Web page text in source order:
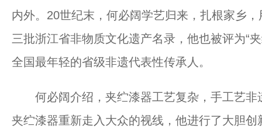
内外。20世纪末，何必阔学艺归来，扎根家乡
三批浙江省非物质文化遗产名录，他也被评为“
全国最年轻的省级非遗代表性传承人。
何必阔介绍，夹纻漆器工艺复杂，手工艺非
夹纻漆器重新走入大众的视线，他进行了大胆